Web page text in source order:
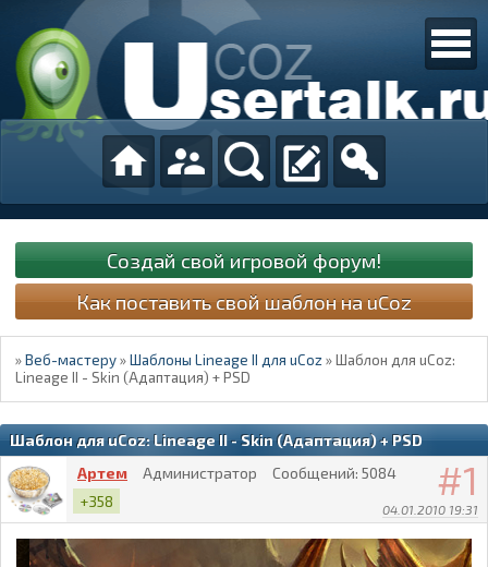
Создай свой игровой форум!
Как поставить свой шаблон на uCoz
»Веб-мастеру »Шаблоны Lineage II для uCoz »Шаблон для uCoz:
Lineage II - Skin (Адаптация) + PSD
Шаблон для uCoz: Lineage II - Skin (Адаптация) + PSD
1
04.01.2010 19:31
Артем Администратор Сообщений: 5084
+358